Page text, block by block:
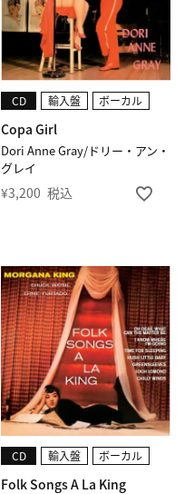
Dori Anne Gray/ドリー・アン・
グレイ
Copa Girl
CD 輸入盤 ボーカル
¥3,200 税込
Folk Songs A La King
CD 輸入盤 ボーカル